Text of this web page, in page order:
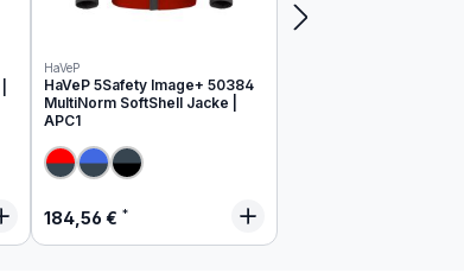
HaVeP
HaVeP 5Safety Image+ 50384
MultiNorm SoftShell Jacke |
APC1
Regulärer Preis:
184,56 €